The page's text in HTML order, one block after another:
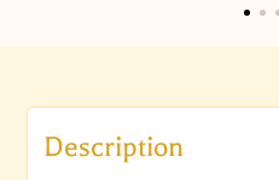
Description